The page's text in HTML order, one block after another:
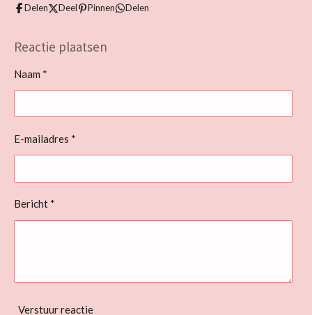
Delen Deel Pinnen Delen
Reactie plaatsen
Naam *
E-mailadres *
Bericht *
Verstuur reactie